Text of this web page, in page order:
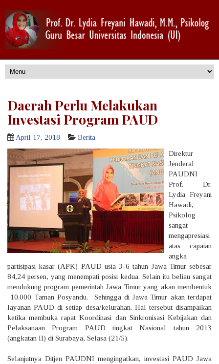
Daerah Perlu Melakukan
Investasi Program PAUD
April 17, 2018 Berita
Direktur
Jenderal
PAUDNI
Prof. Dr.
Lydia Freyani
Hawadi,
Psikolog
sangat
mengapresiasi
atas capaian
angka
partisipasi kasar (APK) PAUD usia 3-6 tahun Jawa Timur sebesar
84,24 persen, yang menempati posisi kedua. Selain itu beliau sangat
mendukung program pemerintah Jawa Timur yang akan membentuk
10.000 Taman Posyandu. Sehingga di Jawa Timur akan terdapat
layanan PAUD di setiap desa/kelurahan. Hal tersebut disampaikan
ketika membuka rapat Koordinasi dan Sinkronisasi Kebijakan dan
Pelaksanaan Program PAUD tingkat Nasional tahun 2013
(angkatan II) di Surabaya, Selasa (21/5).
Selanjutnya Ditjen PAUDNI mengingatkan, investasi PAUD Jawa